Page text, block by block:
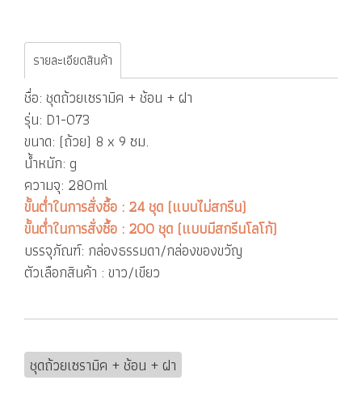
รายละเอียดสินค้า
ชื่อ: ชุดถ้วยเซรามิค + ช้อน + ฝา
รุ่น: D1-073
ขนาด: (ถ้วย) 8 x 9 ซม.
น้ำหนัก: g
ความจุ: 280ml
ขั้นต่ำในการสั่งซื้อ : 24 ชุด (แบบไม่สกรีน)
ขั้นต่ำในการสั่งซื้อ : 200 ชุด (แบบมีสกรีนโลโก้)
บรรจุภัณฑ์: กล่องธรรมดา/กล่องของขวัญ
ตัวเลือกสินค้า : ขาว/เขียว
ชุดถ้วยเซรามิค + ช้อน + ฝา